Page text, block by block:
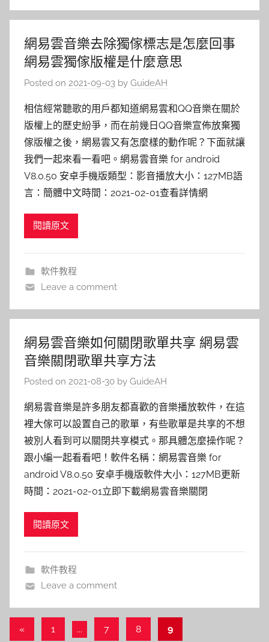
網易雲音樂去除獨傢標志是怎麼回事
網易雲獨傢版權是什麼意思
Posted on 2021-09-03 by GuideAH
相信經常聽歌的用戶都知道網易雲和QQ音樂在關於
版權上的歷史紛爭，而在前幾日QQ音樂宣佈放棄獨
傢版權之後，網易雲又有怎麼樣的動作呢？下面就讓
我們一起來看一看吧。網易雲音樂 for android
V8.0.50 安卓手機版類型：影音播放大小：127MB語
言：簡體中文時間：2021-02-01查看詳情網
閱讀原文
軟件教程
Leave a comment
網易雲音樂如何關閉歌單共享 網易雲
音樂關閉歌單共享方法
Posted on 2021-08-30 by GuideAH
網易雲音樂是許多朋友都喜歡的音樂播放軟件，在這
裡大傢可以設置自己的歌單，有些歌單是共享的不想
被別人看到可以關閉共享模式。那具體怎麼操作呢？
跟小編一起看看吧！軟件名稱：網易雲音樂 for
android V8.0.50 安卓手機版軟件大小：127MB更新
時間：2021-02-01立即下載網易雲音樂關閉
閱讀原文
軟件教程
Leave a comment
文
«Previous
1 ... 7 8 9